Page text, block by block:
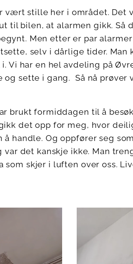
vært stille her i området. Det
til bilen, at alarmen gikk. Så
Men etter er par alarmer
selv i dårlige tider.
Vi har en hel avdeling på
og sette i gang. Så nå prøver
brukt formiddagen til å
det opp for meg, hvor
handle. Og oppfører seg
det kanskje ikke. Man
som skjer i luften over oss.